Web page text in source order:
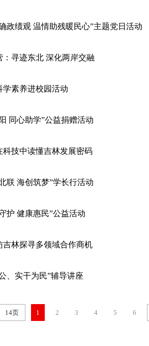
政绩观 温情助残暖民心”主题党日活动
寻迹东北 深化两岸交融
学素养进校园活动
同心助学”公益捐赠活动
技中读懂吉林发展密码
联 海创筑梦”学长行活动
护 健康惠民”公益活动
林探寻多领域合作商机
、实干为民”辅导讲座
14页 1 2 3 4 5 6